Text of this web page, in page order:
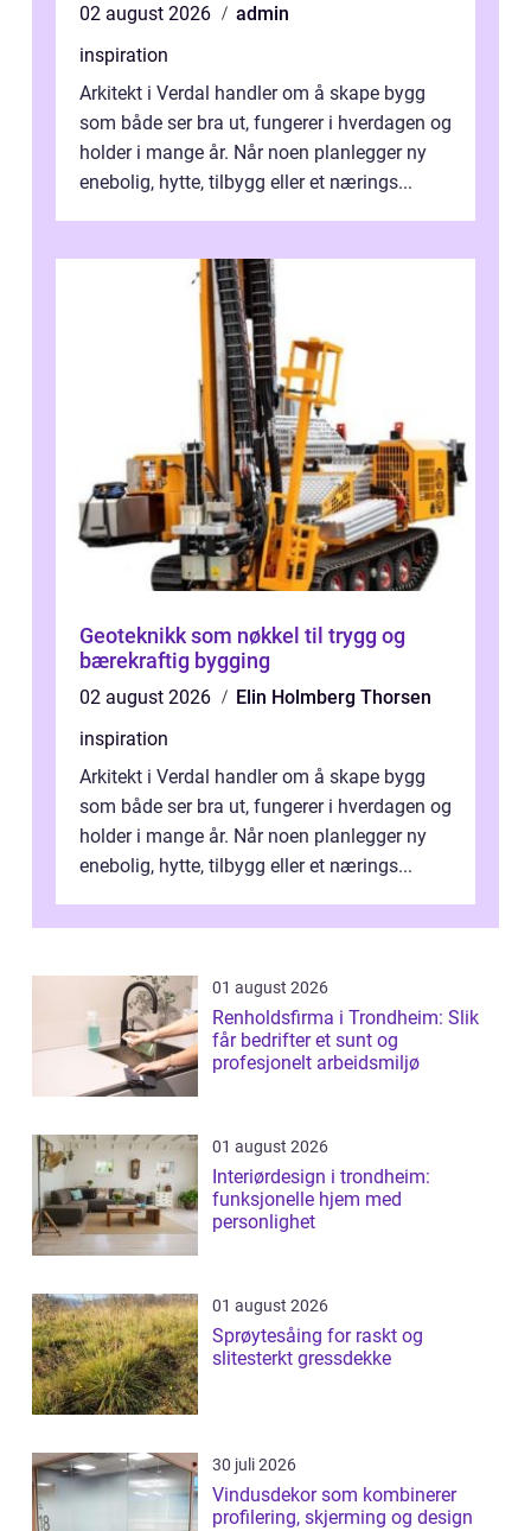
02 august 2026
admin
inspiration
Arkitekt i Verdal handler om å skape bygg
som både ser bra ut, fungerer i hverdagen og
holder i mange år. Når noen planlegger ny
enebolig, hytte, tilbygg eller et nærings...
Geoteknikk som nøkkel til trygg og
bærekraftig bygging
02 august 2026
Elin Holmberg Thorsen
inspiration
Arkitekt i Verdal handler om å skape bygg
som både ser bra ut, fungerer i hverdagen og
holder i mange år. Når noen planlegger ny
enebolig, hytte, tilbygg eller et nærings...
01 august 2026
Renholdsfirma i Trondheim: Slik
får bedrifter et sunt og
profesjonelt arbeidsmiljø
01 august 2026
Interiørdesign i trondheim:
funksjonelle hjem med
personlighet
01 august 2026
Sprøytesåing for raskt og
slitesterkt gressdekke
30 juli 2026
Vindusdekor som kombinerer
profilering, skjerming og design